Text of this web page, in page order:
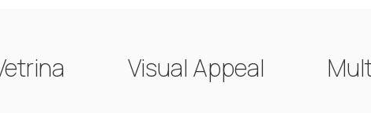
Visual Appeal